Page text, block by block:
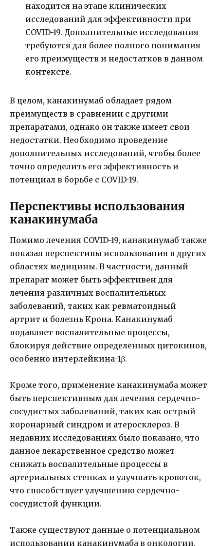
находится на этапе клинических
исследований для эффективности при
COVID-19. Дополнительные исследования
требуются для более полного понимания
его преимуществ и недостатков в данном
контексте.
В целом, канакинумаб обладает рядом
преимуществ в сравнении с другими
препаратами, однако он также имеет свои
недостатки. Необходимо проведение
дополнительных исследований, чтобы более
точно определить его эффективность и
потенциал в борьбе с COVID-19.
Перспективы использования
канакинумаба
Помимо лечения COVID-19, канакинумаб также
показал перспективы использования в других
областях медицины. В частности, данный
препарат может быть эффективен для
лечения различных воспалительных
заболеваний, таких как ревматоидный
артрит и болезнь Крона. Канакинумаб
подавляет воспалительные процессы,
блокируя действие определенных цитокинов,
особенно интерлейкина-1β.
Кроме того, применение канакинумаба может
быть перспективным для лечения сердечно-
сосудистых заболеваний, таких как острый
коронарный синдром и атеросклероз. В
недавних исследованиях было показано, что
данное лекарственное средство может
снижать воспалительные процессы в
артериальных стенках и улучшать кровоток,
что способствует улучшению сердечно-
сосудистой функции.
Также существуют данные о потенциальном
использовании канакинумаба в онкологии.